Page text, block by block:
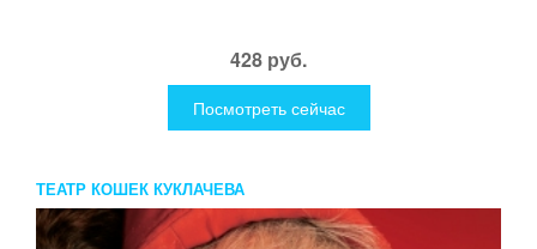
428 руб.
Посмотреть сейчас
ТЕАТР КОШЕК КУКЛАЧЕВА